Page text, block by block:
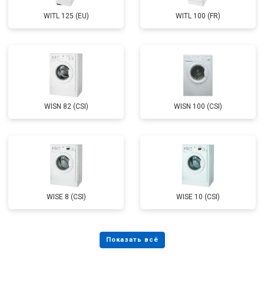
WITL 125 (EU) WITL 100 (FR)
WISN 82 (CSI) WISN 100 (CSI)
WISE 8 (CSI) WISE 10 (CSI)